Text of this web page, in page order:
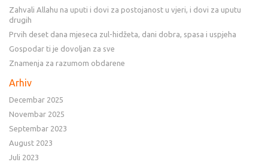
Zahvali Allahu na uputi i dovi za postojanost u vjeri, i dovi za uputu
drugih
Prvih deset dana mjeseca zul-hidžeta, dani dobra, spasa i uspjeha
Gospodar ti je dovoljan za sve
Znamenja za razumom obdarene
Arhiv
Decembar 2025
Novembar 2025
Septembar 2023
August 2023
Juli 2023